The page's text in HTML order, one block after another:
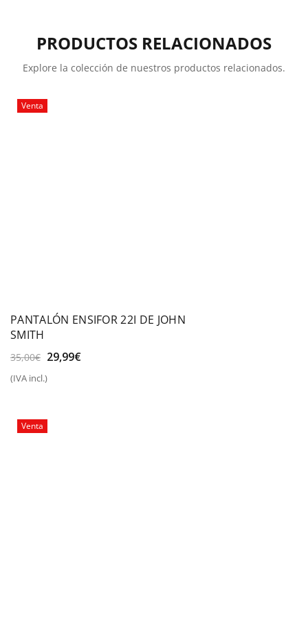
PRODUCTOS RELACIONADOS
Explore la colección de nuestros productos relacionados.
Venta
PANTALÓN ENSIFOR 22I DE JOHN
SMITH
35,00€ El
original
29,99€El
(IVA incl.)
Venta